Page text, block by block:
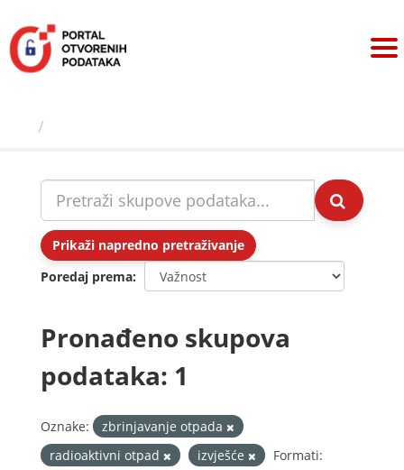
sadržaj
Prikaži napredno pretraživanje
Poredaj prema
Pronađeno skupova
podataka: 1
Oznake:
zbrinjavanje otpada
radioaktivni otpad
izvješće
Formati: